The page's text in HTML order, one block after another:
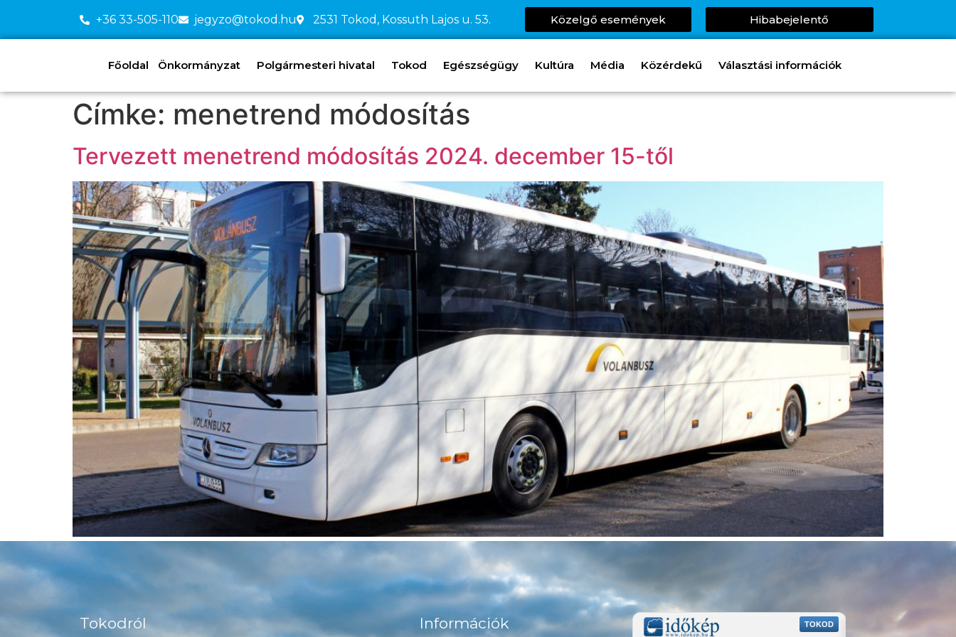
+36 33-505-110 jegyzo@tokod.hu 2531 Tokod, Kossuth Lajos u. 53. Közelgő események Hibabejelentő
Főoldal Önkormányzat Polgármesteri hivatal Tokod Egészségügy Kultúra Média Közérdekű Választási információk
Címke: menetrend módosítás
Tervezett menetrend módosítás 2024. december 15-től
Tokodról Információk